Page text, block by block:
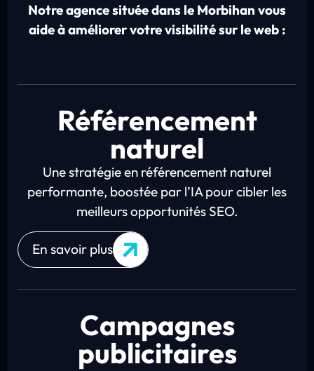
Notre agence située dans le Morbihan vous
aide à améliorer votre visibilité sur le web :
Référencement
naturel
Une stratégie en référencement naturel
performante, boostée par l’IA pour cibler les
meilleurs opportunités SEO.
En savoir plus
Campagnes
publicitaires